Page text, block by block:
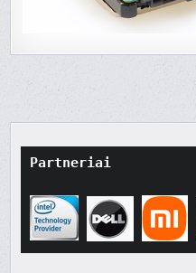
Partneriai